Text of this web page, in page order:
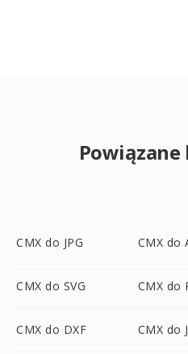
CMX do JPG CMX do
CMX do SVG CMX do
CMX do DXF CMX do